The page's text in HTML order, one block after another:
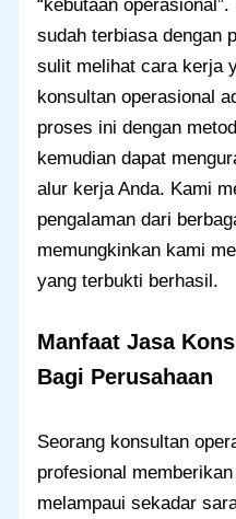
“kebutaan
sudah terbiasa dengan
sulit melihat cara kerja
konsultan operasional
proses ini dengan
kemudian dapat
alur kerja Anda. Kami
pengalaman dari
memungkinkan kami
yang terbukti berhasil.
Manfaat Jasa
Bagi Perusahaan
Seorang konsultan
profesional
melampaui sekadar